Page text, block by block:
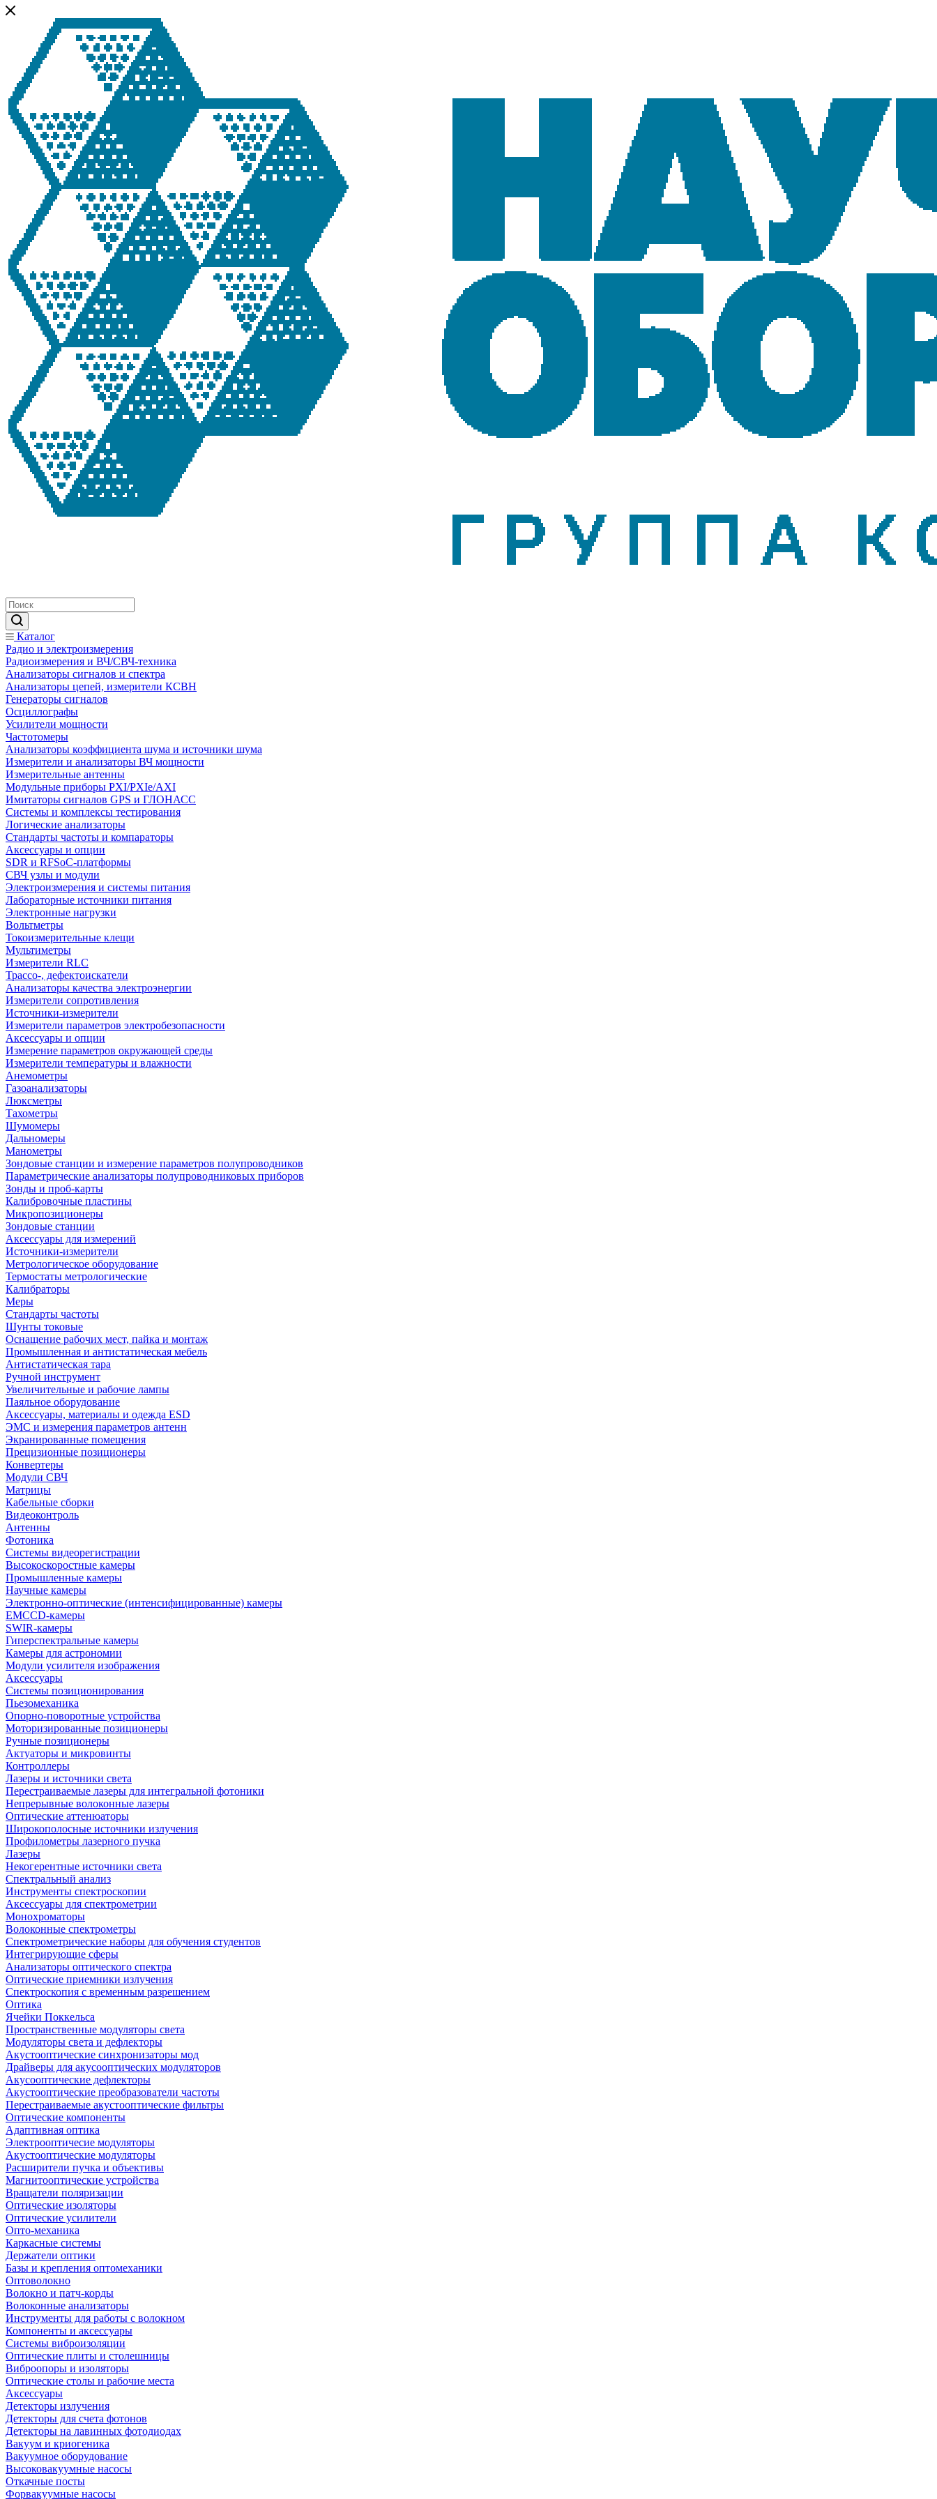
Каталог
Радио и электроизмерения
Радиоизмерения и ВЧ/СВЧ-техника
Анализаторы сигналов и спектра
Анализаторы цепей, измерители КСВН
Генераторы сигналов
Осциллографы
Усилители мощности
Частотомеры
Анализаторы коэффициента шума и источники шума
Измерители и анализаторы ВЧ мощности
Измерительные антенны
Модульные приборы PXI/PXIe/AXI
Имитаторы сигналов GPS и ГЛОНАСС
Системы и комплексы тестирования
Логические анализаторы
Стандарты частоты и компараторы
Аксессуары и опции
SDR и RFSoC‑платформы
СВЧ узлы и модули
Электроизмерения и системы питания
Лабораторные источники питания
Электронные нагрузки
Вольтметры
Токоизмерительные клещи
Мультиметры
Измерители RLC
Трассо-, дефектоискатели
Анализаторы качества электроэнергии
Измерители сопротивления
Источники-измерители
Измерители параметров электробезопасности
Аксессуары и опции
Измерение параметров окружающей среды
Измерители температуры и влажности
Анемометры
Газоанализаторы
Люксметры
Тахометры
Шумомеры
Дальномеры
Манометры
Зондовые станции и измерение параметров полупроводников
Параметрические анализаторы полупроводниковых приборов
Зонды и проб-карты
Калибровочные пластины
Микропозиционеры
Зондовые станции
Аксессуары для измерений
Источники-измерители
Метрологическое оборудование
Термостаты метрологические
Калибраторы
Меры
Стандарты частоты
Шунты токовые
Оснащение рабочих мест, пайка и монтаж
Промышленная и антистатическая мебель
Антистатическая тара
Ручной инструмент
Увеличительные и рабочие лампы
Паяльное оборудование
Аксессуары, материалы и одежда ESD
ЭМС и измерения параметров антенн
Экранированные помещения
Прецизионные позиционеры
Конвертеры
Модули СВЧ
Матрицы
Кабельные сборки
Видеоконтроль
Антенны
Фотоника
Cистемы видеорегистрации
Высокоскоростные камеры
Промышленные камеры
Научные камеры
Электронно-оптические (интенсифицированные) камеры
EMCCD-камеры
SWIR-камеры
Гиперспектральные камеры
Камеры для астрономии
Модули усилителя изображения
Аксессуары
Системы позиционирования
Пьезомеханика
Опорно-поворотные устройства
Моторизированные позиционеры
Ручные позиционеры
Актуаторы и микровинты
Контроллеры
Лазеры и источники света
Перестраиваемые лазеры для интегральной фотоники
Непрерывные волоконные лазеры
Оптические аттенюаторы
Широкополосные источники излучения
Профилометры лазерного пучка
Лазеры
Некогерентные источники света
Спектральный анализ
Инструменты спектроскопии
Аксессуары для спектрометрии
Монохроматоры
Волоконные спектрометры
Спектрометрические наборы для обучения студентов
Интегрирующие сферы
Анализаторы оптического спектра
Оптические приемники излучения
Спектроскопия с временным разрешением
Оптика
Ячейки Поккельса
Пространственные модуляторы света
Модуляторы света и дефлекторы
Акустооптические синхронизаторы мод
Драйверы для акусооптических модуляторов
Акусооптические дефлекторы
Акустооптические преобразователи частоты
Перестраиваемые акустооптические фильтры
Оптические компоненты
Адаптивная оптика
Электрооптичесие модуляторы
Акустооптические модуляторы
Расширители пучка и объективы
Магнитооптические устройства
Вращатели поляризации
Оптические изоляторы
Оптические усилители
Опто-механика
Каркасные системы
Держатели оптики
Базы и крепления оптомеханики
Оптоволокно
Волокно и патч-корды
Волоконные анализаторы
Инструменты для работы с волокном
Компоненты и аксессуары
Системы виброизоляции
Оптические плиты и столешницы
Виброопоры и изоляторы
Оптические столы и рабочие места
Аксессуары
Детекторы излучения
Детекторы для счета фотонов
Детекторы на лавинных фотодиодах
Вакуум и криогеника
Вакуумное оборудование
Высоковакуумные насосы
Откачные посты
Форвакуумные насосы